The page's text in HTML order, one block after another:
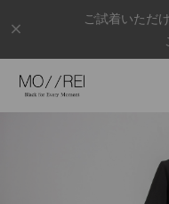
ご試着いただ